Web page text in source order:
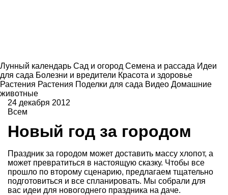
Лунный календарь Сад и огород Семена и рассада Идеи
для сада Болезни и вредители Красота и здоровье
Растения Растения Поделки для сада Видео Домашние
животные
24 декабря 2012
Всем
Новый год за городом
Праздник за городом может доставить массу хлопот, а
может превратиться в настоящую сказку. Чтобы все
прошло по второму сценарию, предлагаем тщательно
подготовиться и все спланировать. Мы собрали для
вас идеи для новогоднего праздника на даче.